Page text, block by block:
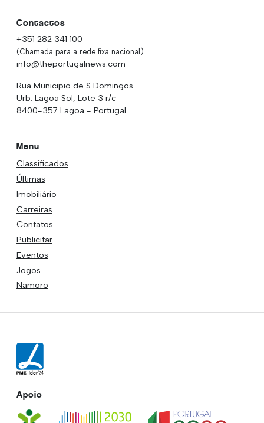
Contactos
+351 282 341 100
(Chamada para a rede fixa nacional)
info@theportugalnews.com
Rua Municipio de S Domingos
Urb. Lagoa Sol, Lote 3 r/c
8400-357 Lagoa - Portugal
Menu
Classificados
Últimas
Imobiliário
Carreiras
Contatos
Publicitar
Eventos
Jogos
Namoro
Apoio